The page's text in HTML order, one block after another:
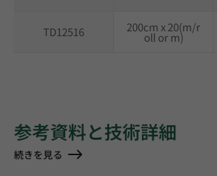
TD12516 200cm x 20(m/r
oll or m)
参考資料と技術詳細
続きを見る